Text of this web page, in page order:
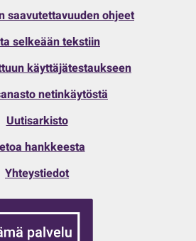
saavutettavuuden ohjeet
selkeään tekstiin
käyttäjätestaukseen
netinkäytöstä
Uutisarkisto
hankkeesta
Yhteystiedot